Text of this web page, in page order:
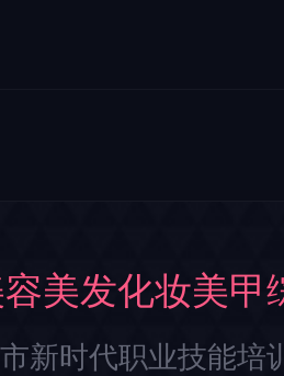
美发化妆美甲
新时代职业技能培